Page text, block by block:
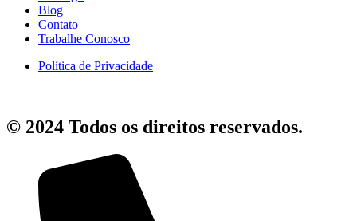
Blog
Contato
Trabalhe Conosco
Política de Privacidade
© 2024 Todos os direitos reservados.